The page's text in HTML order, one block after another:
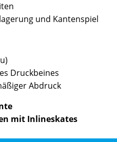
und Kantenspiel
Druckbeines
Abdruck
mit Inlineskates